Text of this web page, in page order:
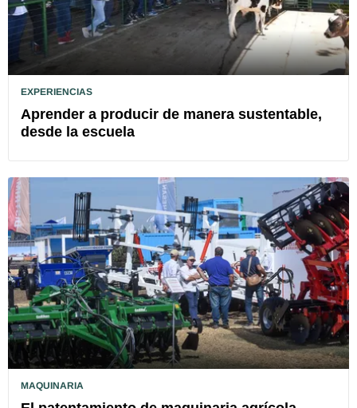
EXPERIENCIAS
Aprender a producir de manera sustentable,
desde la escuela
MAQUINARIA